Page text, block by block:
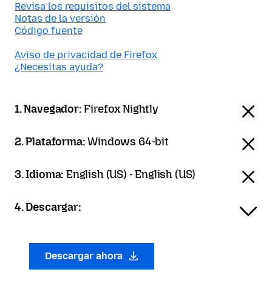
Revisa los requisitos del sistema
Notas de la versión
Código fuente
Aviso de privacidad de Firefox
¿Necesitas ayuda?
1. Navegador:Firefox Nightly
2. Plataforma:Windows 64-bit
3. Idioma:English (US) - English (US)
4. Descargar:
Descargar ahora